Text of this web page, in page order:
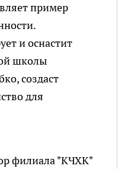
пример
и оснастит
школы
создаст
для
филиала "КЧХК"